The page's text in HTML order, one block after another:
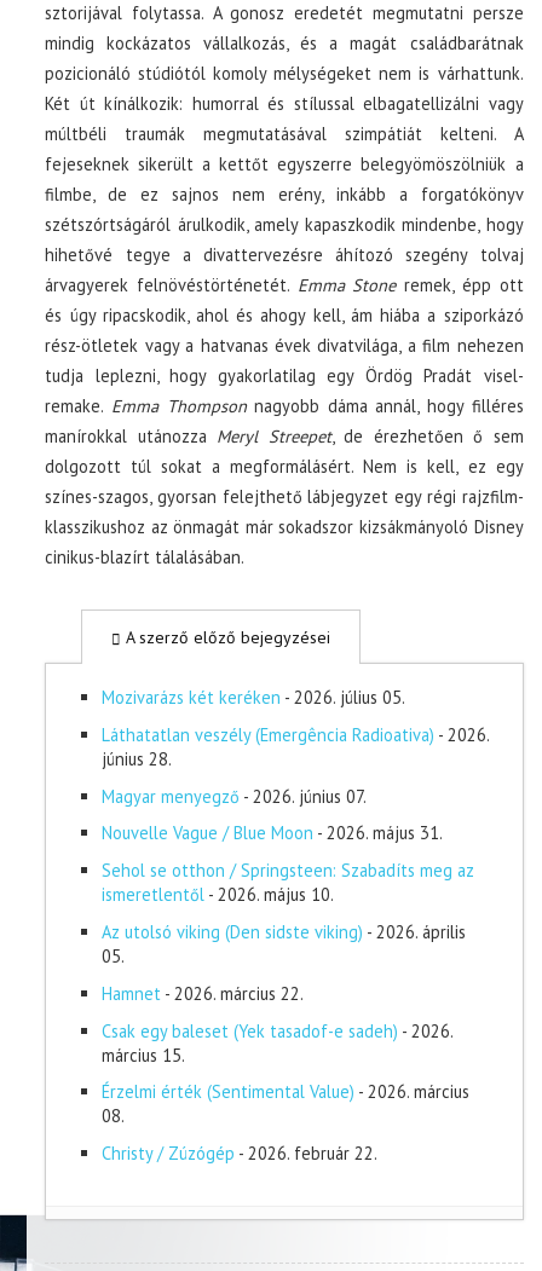
sztorijával folytassa. A gonosz eredetét megmutatni persze
mindig kockázatos vállalkozás, és a magát családbarátnak
pozicionáló stúdiótól komoly mélységeket nem is várhattunk.
Két út kínálkozik: humorral és stílussal elbagatellizálni vagy
múltbéli traumák megmutatásával szimpátiát kelteni. A
fejeseknek sikerült a kettőt egyszerre belegyömöszölniük a
filmbe, de ez sajnos nem erény, inkább a forgatókönyv
szétszórtságáról árulkodik, amely kapaszkodik mindenbe, hogy
hihetővé tegye a divattervezésre áhítozó szegény tolvaj
árvagyerek felnövéstörténetét. Emma Stoneremek, épp ott
és úgy ripacskodik, ahol és ahogy kell, ám hiába a sziporkázó
rész-ötletek vagy a hatvanas évek divatvilága, a film nehezen
tudja leplezni, hogy gyakorlatilag egy Ördög Pradát visel-
remake. Emma Thompsonnagyobb dáma annál, hogy filléres
manírokkal utánozza Meryl Streepet, de érezhetően ő sem
dolgozott túl sokat a megformálásért. Nem is kell, ez egy
színes-szagos, gyorsan felejthető lábjegyzet egy régi rajzfilm-
klasszikushoz az önmagát már sokadszor kizsákmányoló Disney
cinikus-blazírt tálalásában.
A szerző előző bejegyzései
Mozivarázs két keréken - 2026. július 05.
Láthatatlan veszély (Emergência Radioativa) - 2026.
június 28.
Magyar menyegző - 2026. június 07.
Nouvelle Vague / Blue Moon - 2026. május 31.
Sehol se otthon / Springsteen: Szabadíts meg az
ismeretlentől - 2026. május 10.
Az utolsó viking (Den sidste viking) - 2026. április
05.
Hamnet - 2026. március 22.
Csak egy baleset (Yek tasadof-e sadeh) - 2026.
március 15.
Érzelmi érték (Sentimental Value) - 2026. március
08.
Christy / Zúzógép - 2026. február 22.